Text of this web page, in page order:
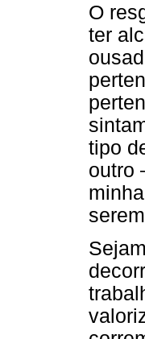
O
ter
tipo
outro